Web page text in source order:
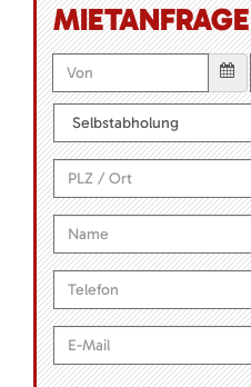
MIETANFRAGE